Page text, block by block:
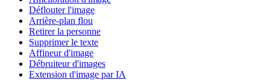
Déflouter l'image
Arrière-plan flou
Retirer la personne
Supprimer le texte
Affineur d'image
Débruiteur d'images
Extension d'image par IA